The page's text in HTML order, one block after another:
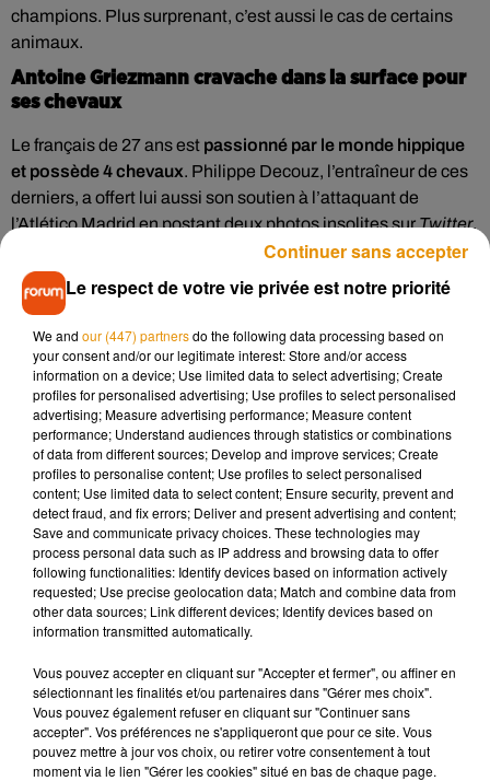
champions. Plus surprenant, c’est aussi le cas de certains
animaux.
Antoine Griezmann cravache dans la surface pour
ses chevaux
Le français de 27 ans est passionné par le monde hippique
et possède 4 chevaux. Philippe Decouz, l’entraîneur de ces
derniers, a offert lui aussi son soutien à l’attaquant de
l’Atlético Madrid en postant deux photos insolites surTwitter.
#grizigalop@AntoGriezmann.
#Tornibush@EcurieSeysselet#Princesa .
pic.twitter.com/CQpmmGGsHx
— Philippe Decouz (@PDecouz)14 juillet 2018
Sous le message " Tous derrière les Bleus
", Philippe Decouz
poseavec les membres de l’écurie et deux pur-sang
appartenant à Antoine Griezmann. Tornibush et Princesa,
âgés respectivement de 4 et 2 ans, se parent
d’un drapeau
français en soutien à leur maîtrequ’ils espèrent, comme
tout le pays, voir triompher cette après-midi.Avec autant de
fers à cheval, ils ne peuvent que lui porter chance .
7 août 2026
Madonna sort enfin le remix de « Love
Sensation » avec Kylie Minogue
Le respect de votre vie privée est notre priorité
We and our (447) partnersdo the following data processing based on
your consent and/or our legitimate interest: Store and/or access
information on a device; Use limited data to select advertising; Create
profiles for personalised advertising; Use profiles to select personalised
advertising; Measure advertising performance; Measure content
performance; Understand audiences through statistics or combinations
of data from different sources; Develop and improve services; Create
profiles to personalise content; Use profiles to select personalised
content; Use limited data to select content; Ensure security, prevent and
detect fraud, and fix errors; Deliver and present advertising and content;
Save and communicate privacy choices. These technologies may
process personal data such as IP address and browsing data to offer
following functionalities: Identify devices based on information actively
requested; Use precise geolocation data; Match and combine data from
other data sources; Link different devices; Identify devices based on
information transmitted automatically.
Vous pouvez accepter en cliquant sur "Accepter et fermer", ou affiner en
sélectionnant les finalités et/ou partenaires dans "Gérer mes choix".
Vous pouvez également refuser en cliquant sur "Continuer sans
accepter". Vos préférences ne s'appliqueront que pour ce site. Vous
pouvez mettre à jour vos choix, ou retirer votre consentement à tout
moment via le lien "Gérer les cookies" situé en bas de chaque page.
Continuer sans accepter